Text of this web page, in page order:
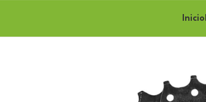
Inicio